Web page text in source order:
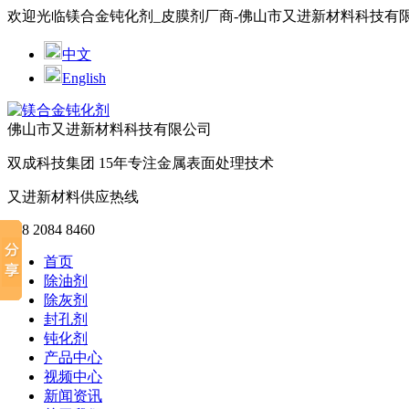
欢迎光临镁合金钝化剂_皮膜剂厂商-佛山市又进新材料科技有
中文
English
佛山市又进新材料科技有限公司
双成科技集团 15年专注金属表面处理技术
又进新材料供应热线
188 2084 8460
首页
除油剂
除灰剂
封孔剂
钝化剂
产品中心
视频中心
新闻资讯